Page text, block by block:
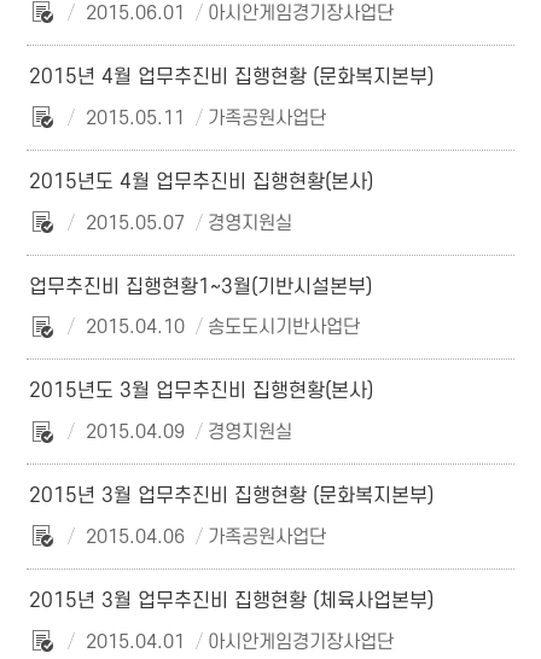
2015.06.01
아시안게임경기장사업단
2015년 4월 업무추진비 집행현황 (문화복지본부)
2015.05.11
가족공원사업단
2015년도 4월 업무추진비 집행현황(본사)
2015.05.07
경영지원실
업무추진비 집행현황1~3월(기반시설본부)
2015.04.10
송도도시기반사업단
2015년도 3월 업무추진비 집행현황(본사)
2015.04.09
경영지원실
2015년 3월 업무추진비 집행현황 (문화복지본부)
2015.04.06
가족공원사업단
2015년 3월 업무추진비 집행현황 (체육사업본부)
2015.04.01
아시안게임경기장사업단